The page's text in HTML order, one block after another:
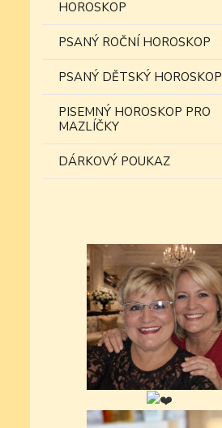
HOROSKOP
PSANÝ ROČNÍ HOROSKOP
PSANÝ DĚTSKÝ HOROSKOP
PISEMNÝ HOROSKOP PRO
MAZLÍČKY
DÁRKOVÝ POUKAZ